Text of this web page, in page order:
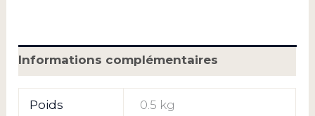
Informations complémentaires
Poids 0.5 kg